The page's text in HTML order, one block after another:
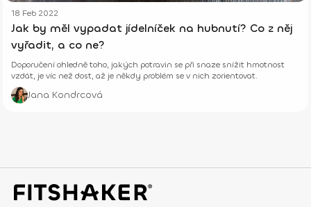
18 Feb 2022
Jak by měl vypadat jídelníček na hubnutí? Co z něj
vyřadit, a co ne?
Doporučení ohledně toho, jakých potravin se při snaze snížit hmotnost
vzdát, je víc než dost, až je někdy problém se v nich zorientovat.
Jana Kondrcová